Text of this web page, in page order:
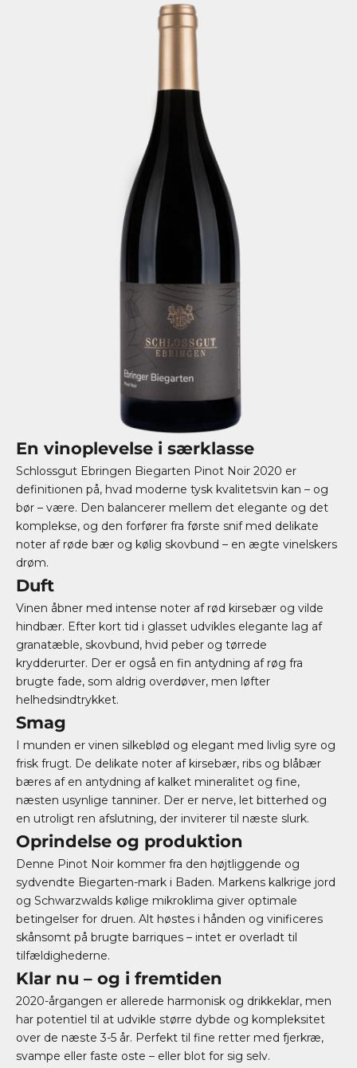
En vinoplevelse i særklasse
Schlossgut Ebringen Biegarten Pinot Noir 2020 er
definitionen på, hvad moderne tysk kvalitetsvin kan – og
bør – være. Den balancerer mellem det elegante og det
komplekse, og den forfører fra første snif med delikate
noter af røde bær og kølig skovbund – en ægte vinelskers
drøm.
Duft
Vinen åbner med intense noter af rød kirsebær og vilde
hindbær. Efter kort tid i glasset udvikles elegante lag af
granatæble, skovbund, hvid peber og tørrede
krydderurter. Der er også en fin antydning af røg fra
brugte fade, som aldrig overdøver, men løfter
helhedsindtrykket.
Smag
I munden er vinen silkeblød og elegant med livlig syre og
frisk frugt. De delikate noter af kirsebær, ribs og blåbær
bæres af en antydning af kalket mineralitet og fine,
næsten usynlige tanniner. Der er nerve, let bitterhed og
en utroligt ren afslutning, der inviterer til næste slurk.
Oprindelse og produktion
Denne Pinot Noir kommer fra den højtliggende og
sydvendte Biegarten-mark i Baden. Markens kalkrige jord
og Schwarzwalds kølige mikroklima giver optimale
betingelser for druen. Alt høstes i hånden og vinificeres
skånsomt på brugte barriques – intet er overladt til
tilfældighederne.
Klar nu – og i fremtiden
2020-årgangen er allerede harmonisk og drikkeklar, men
har potentiel til at udvikle større dybde og kompleksitet
over de næste 3-5 år. Perfekt til fine retter med fjerkræ,
svampe eller faste oste – eller blot for sig selv.